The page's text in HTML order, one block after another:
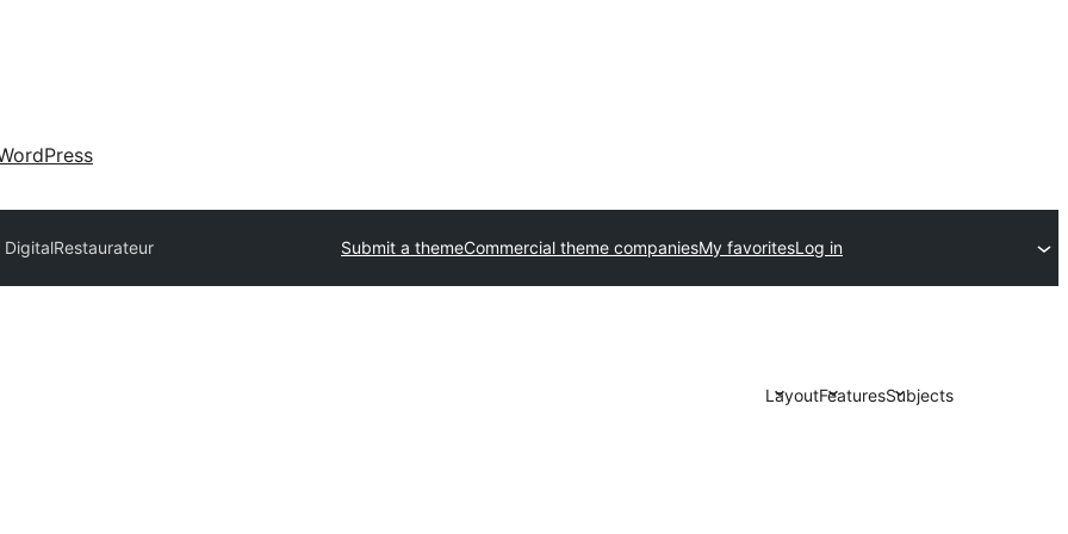
DigitalRestaurateur Submit a themeCommercial theme companiesMy favoritesLog in
LayoutFeaturesSubjects